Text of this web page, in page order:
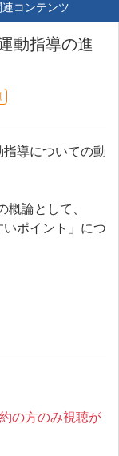
連コンテンツ
動指導の進
導についての動
論として、
いポイント」につ
の方のみ視聴が